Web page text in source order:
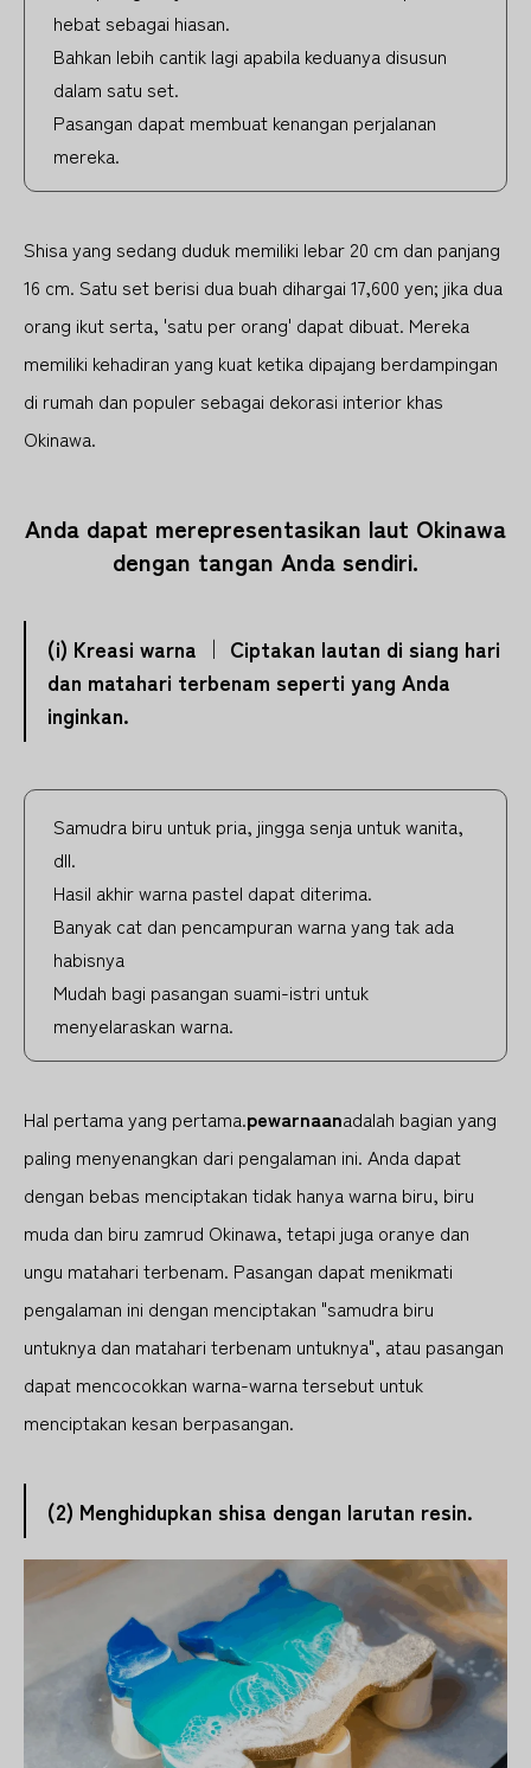
hebat sebagai hiasan.
Bahkan lebih cantik lagi apabila keduanya disusun
dalam satu set.
Pasangan dapat membuat kenangan perjalanan
mereka.
Shisa yang sedang duduk memiliki lebar 20 cm dan panjang
16 cm. Satu set berisi dua buah dihargai 17,600 yen; jika dua
orang ikut serta, 'satu per orang' dapat dibuat. Mereka
memiliki kehadiran yang kuat ketika dipajang berdampingan
di rumah dan populer sebagai dekorasi interior khas
Okinawa.
Anda dapat merepresentasikan laut Okinawa
dengan tangan Anda sendiri.
(i) Kreasi warna ｜ Ciptakan lautan di siang hari
dan matahari terbenam seperti yang Anda
inginkan.
Samudra biru untuk pria, jingga senja untuk wanita,
dll.
Hasil akhir warna pastel dapat diterima.
Banyak cat dan pencampuran warna yang tak ada
habisnya
Mudah bagi pasangan suami-istri untuk
menyelaraskan warna.
Hal pertama yang pertama.pewarnaanadalah bagian yang
paling menyenangkan dari pengalaman ini. Anda dapat
dengan bebas menciptakan tidak hanya warna biru, biru
muda dan biru zamrud Okinawa, tetapi juga oranye dan
ungu matahari terbenam. Pasangan dapat menikmati
pengalaman ini dengan menciptakan "samudra biru
untuknya dan matahari terbenam untuknya", atau pasangan
dapat mencocokkan warna-warna tersebut untuk
menciptakan kesan berpasangan.
(2) Menghidupkan shisa dengan larutan resin.